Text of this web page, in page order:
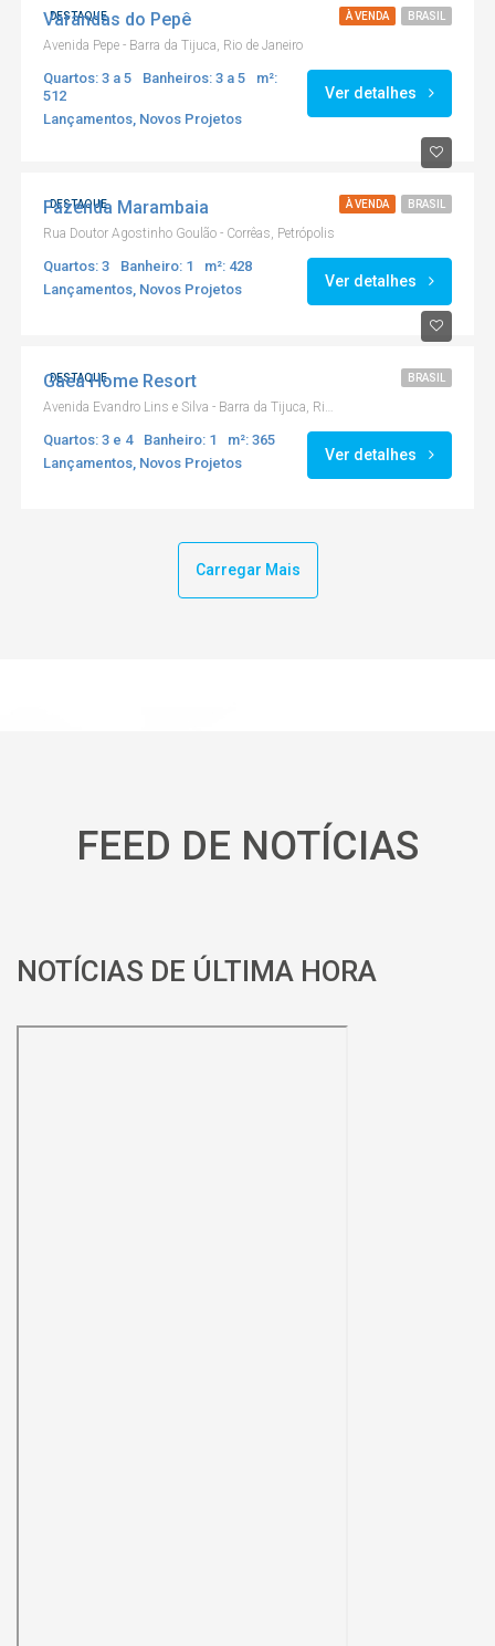
DESTAQUE À VENDA BRASIL
Varandas do Pepê
Avenida Pepe - Barra da Tijuca, Rio de Janeiro
Quartos: 3 a 5 Banheiros: 3 a 5
m²:
512
Lançamentos, Novos Projetos
Ver detalhes
DESTAQUE À VENDA BRASIL
Fazenda Marambaia
Rua Doutor Agostinho Goulão - Corrêas, Petrópolis
Quartos: 3 Banheiro: 1
m²: 428
Lançamentos, Novos Projetos
Ver detalhes
DESTAQUE BRASIL
Gaea Home Resort
Avenida Evandro Lins e Silva - Barra da Tijuca, Rio de Janeiro
Quartos: 3 e 4 Banheiro: 1
m²: 365
Lançamentos, Novos Projetos
Ver detalhes
Carregar Mais
FEED DE NOTÍCIAS
NOTÍCIAS DE ÚLTIMA HORA